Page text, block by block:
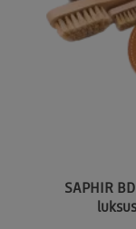
SAPHIR